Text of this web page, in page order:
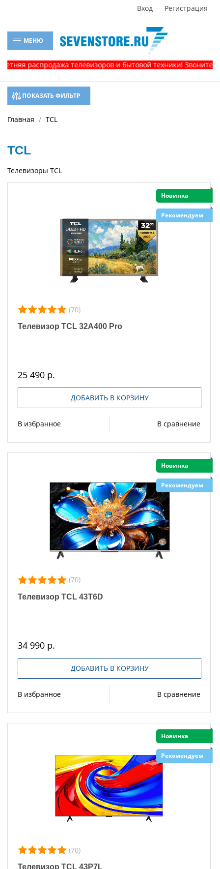
Вход Регистрация
МЕНЮ
телевизоров и бытовой техники! Звоните, и
ПОКАЗАТЬ ФИЛЬТР
Главная TCL
TCL
Телевизоры TCL
Новинка
Рекомендуем
(70)
Телевизор TCL 32A400 Pro
25 490 р.
ДОБАВИТЬ В КОРЗИНУ
В избранное В сравнение
Новинка
Рекомендуем
(70)
Телевизор TCL 43T6D
34 990 р.
ДОБАВИТЬ В КОРЗИНУ
В избранное В сравнение
Новинка
Рекомендуем
(70)
Телевизор TCL 43P7L